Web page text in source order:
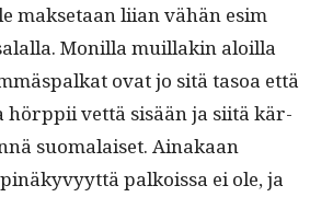
mak­se­taan liian vähän esim
Monil­la muil­lakin aloil­la
ovat jo sitä tasoa että
hörp­pii vet­tä sisään ja siitä kär­
suo­ma­laiset. Ainakaan
palkois­sa ei ole, ja